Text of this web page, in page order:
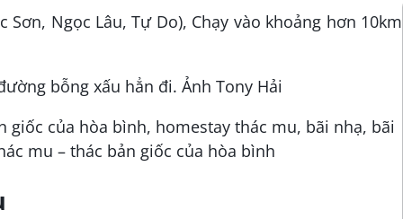
Ngọc Lâu, Tự Do), Chạy vào khoảng hơn 10km
bỗng xấu hẳn đi. Ảnh Tony Hải